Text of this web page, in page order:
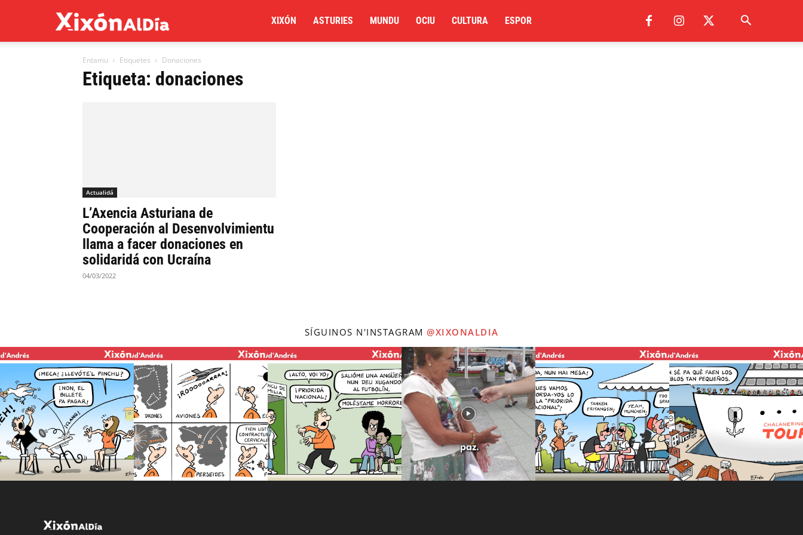
al
XIXÓN ASTURIES MUNDU OCIU CULTURA ESPOR
Entamu Etiquetes Donaciones
Etiqueta: donaciones
Actualidá
L’Axencia Asturiana de
Cooperación al Desenvolvimientu
llama a facer donaciones en
solidaridá con Ucraína
04/03/2022
SÍGUINOS N'INSTAGRAM @XIXONALDIA